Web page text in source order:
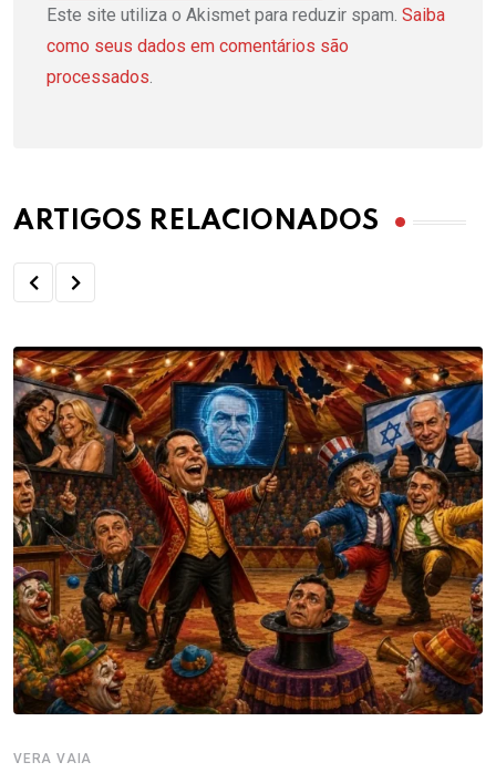
Este site utiliza o Akismet para reduzir spam. Saiba
como seus dados em comentários são
processados.
ARTIGOS RELACIONADOS
VERA VAIA